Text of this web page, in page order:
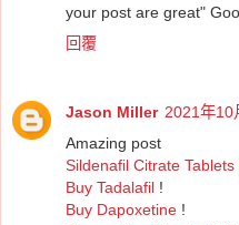
your post are great"
回覆
Jason Miller 2021年10
Amazing post
Sildenafil Citrate
Buy Tadalafil !
Buy Dapoxetine !